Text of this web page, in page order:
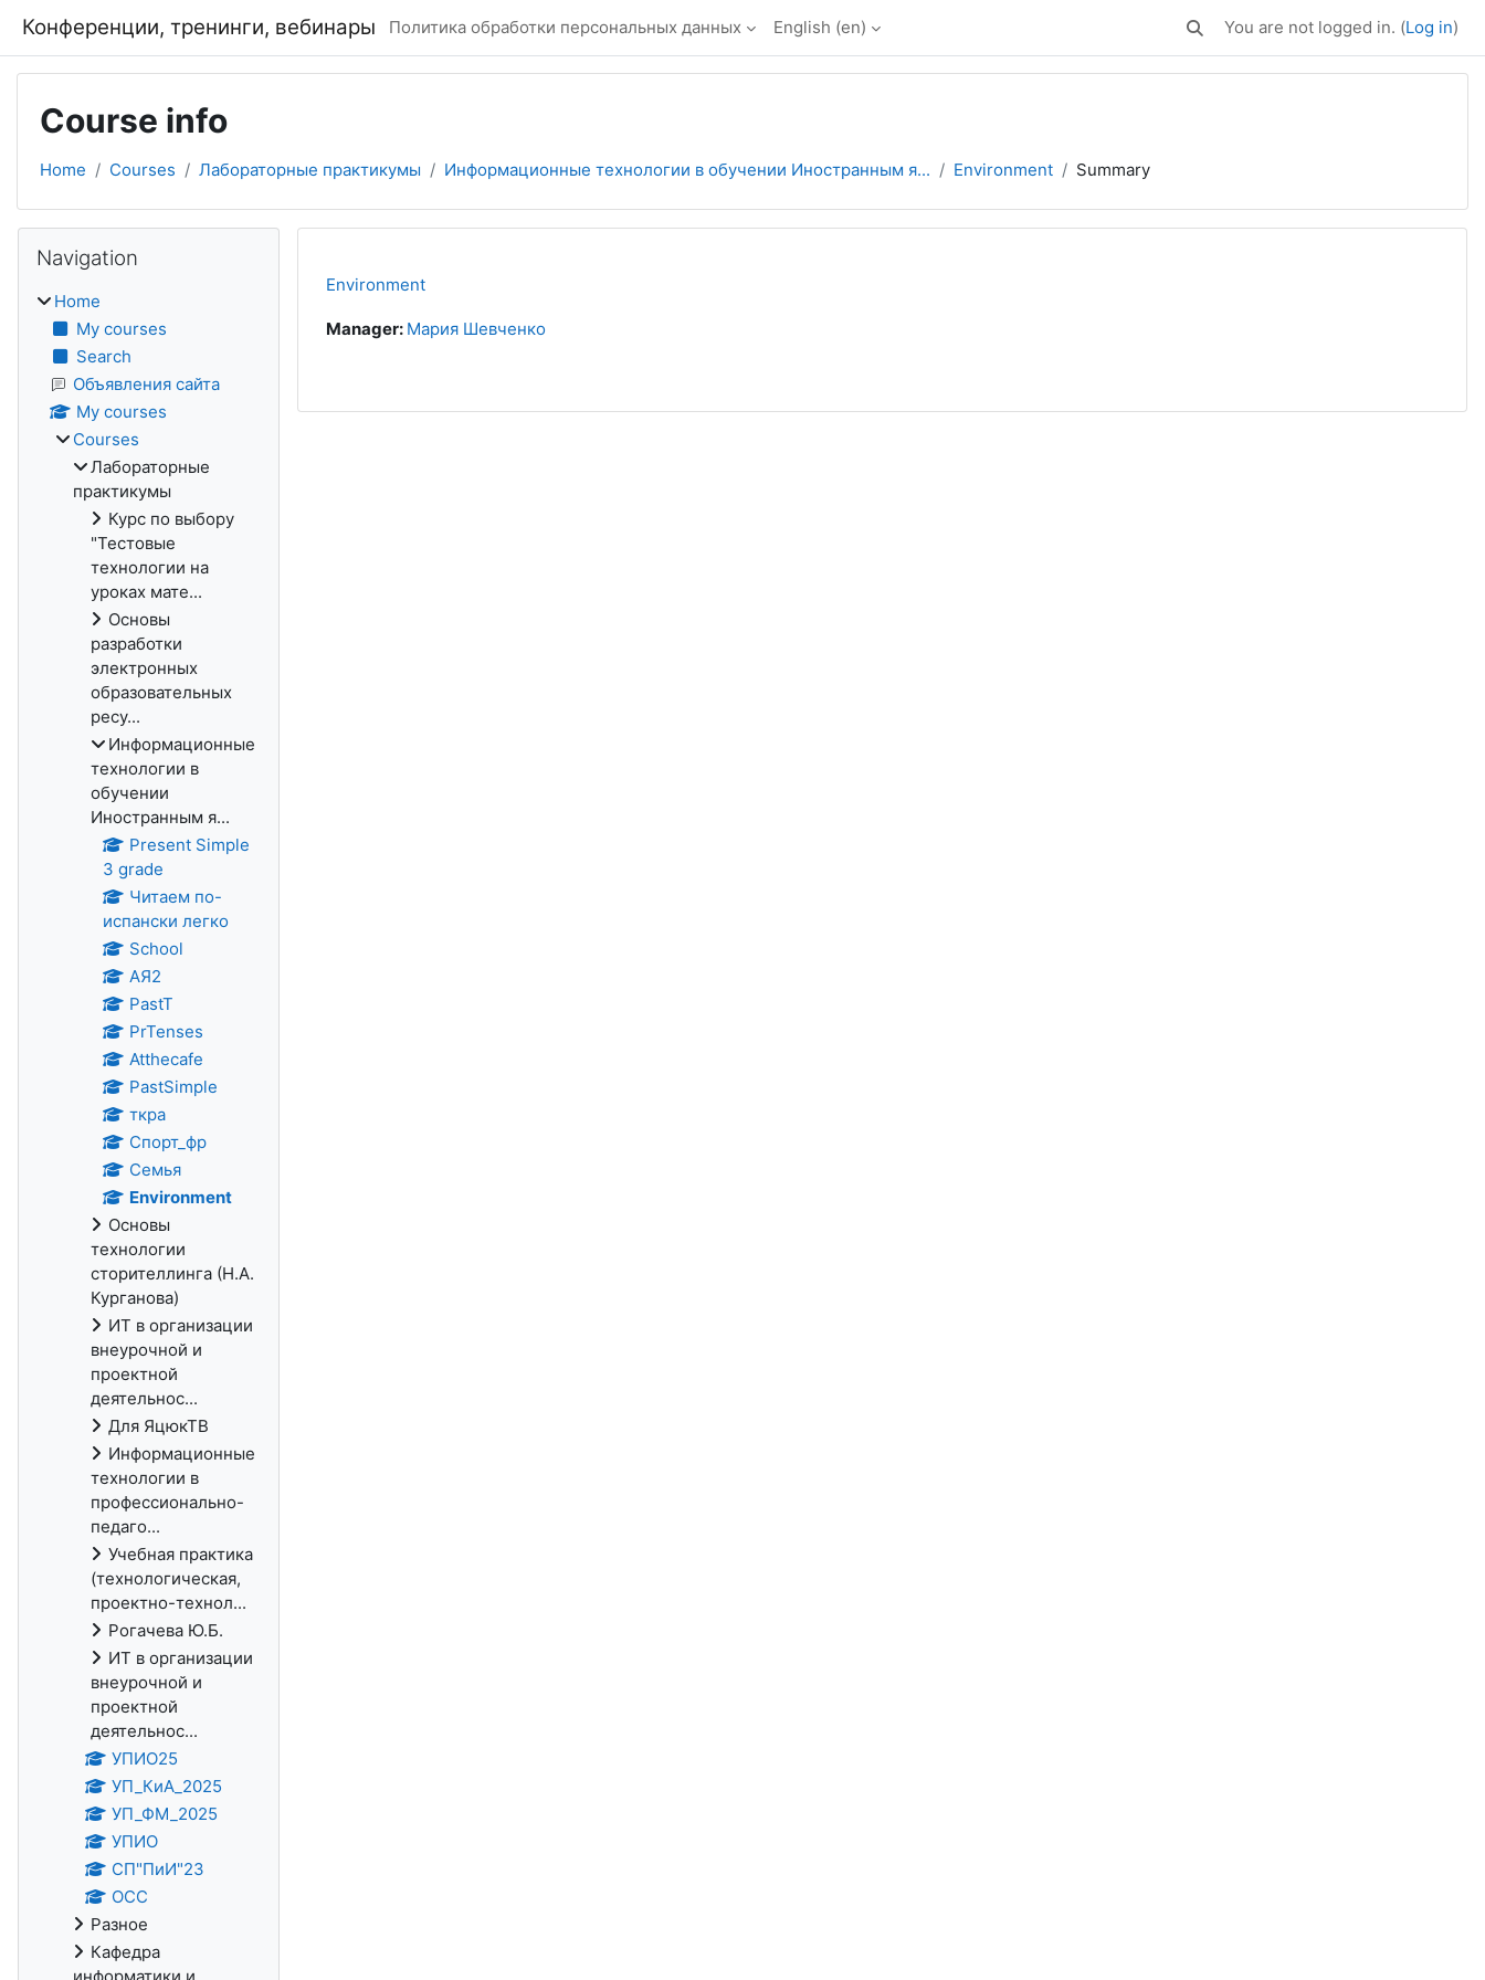
Конференции, тренинги, вебинары Политика обработки персональных данных English ‎(en)‎ Toggle search input
You are not logged in. (Log in)
Course info
Home Courses Лабораторные практикумы Информационные технологии в обучении Иностранным я... Environment Summary
Environment
Manager: Мария Шевченко
Blocks
Navigation
Home
My courses
Search
Объявления сайта
My courses
Courses
Лабораторные
практикумы
Курс по выбору
"Тестовые
технологии на
уроках мате...
Основы
разработки
электронных
образовательных
ресу...
Информационные
технологии в
обучении
Иностранным я...
Present Simple
3 grade
Читаем по-
испански легко
School
АЯ2
PastT
PrTenses
Atthecafe
PastSimple
ткра
Спорт_фр
Семья
Environment
Основы
технологии
сторителлинга (Н.А.
Курганова)
ИТ в организации
внеурочной и
проектной
деятельнос...
Для ЯцюкТВ
Информационные
технологии в
профессионально-
педаго...
Учебная практика
(технологическая,
проектно-технол...
Рогачева Ю.Б.
ИТ в организации
внеурочной и
проектной
деятельнос...
УПИО25
УП_КиА_2025
УП_ФМ_2025
УПИО
СП"ПиИ"23
ОСС
Разное
Кафедра